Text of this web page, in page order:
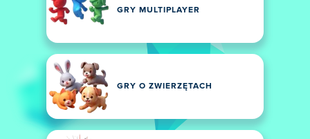
GRY MULTIPLAYER
GRY O ZWIERZĘTACH